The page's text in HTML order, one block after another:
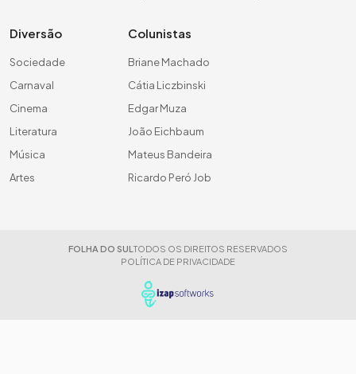
Diversão
Sociedade
Carnaval
Cinema
Literatura
Música
Artes
Colunistas
Briane Machado
Cátia Liczbinski
Edgar Muza
João Eichbaum
Mateus Bandeira
Ricardo Peró Job
FOLHA DO SUL TODOS OS DIREITOS RESERVADOS
POLÍTICA DE PRIVACIDADE